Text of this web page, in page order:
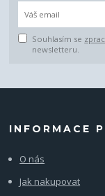
Souhlasím se
newsletteru.
INFORMACE
O nás
Jak nakupovat